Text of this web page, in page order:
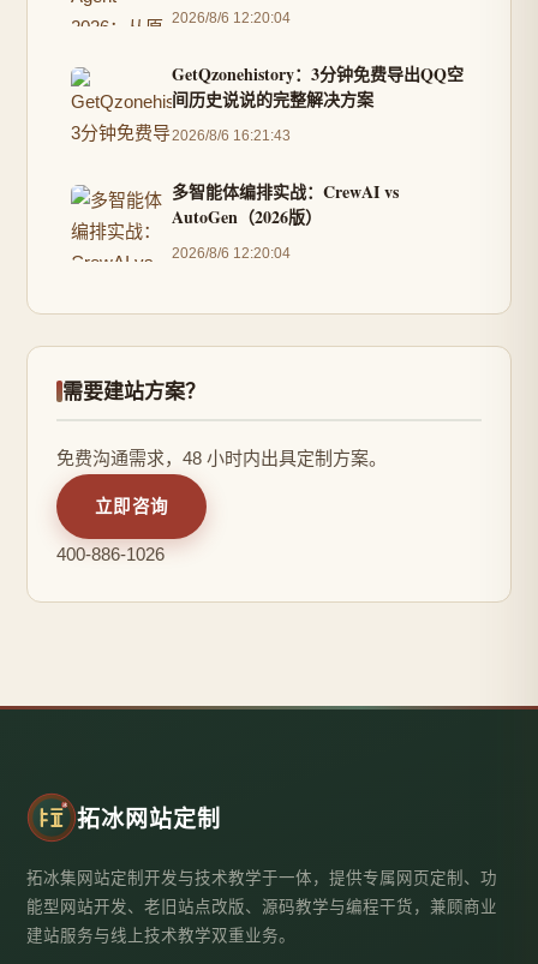
2026/8/6 12:20:04
GetQzonehistory：3分钟免费导出QQ空
间历史说说的完整解决方案
2026/8/6 16:21:43
多智能体编排实战：CrewAI vs
AutoGen（2026版）
2026/8/6 12:20:04
需要建站方案？
免费沟通需求，48 小时内出具定制方案。
立即咨询
400-886-1026
拓冰网站定制
拓冰集网站定制开发与技术教学于一体，提供专属网页定制、功
能型网站开发、老旧站点改版、源码教学与编程干货，兼顾商业
建站服务与线上技术教学双重业务。